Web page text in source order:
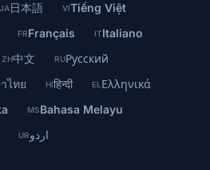
JA日本語 VITiếng Việt
FRFrançais ITItaliano
ZH中文 RUРусский
ไทย HIहिन्दी EL Ελληνικά
MSBahasa Melayu
URاردو